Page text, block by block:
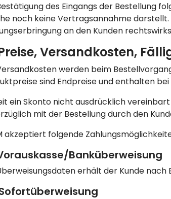
des Eingangs der Bestellung
noch keine Vertragsannahme
an den Kunden
Versandkosten,
werden beim
sind Endpreise und enthalten
ein Skonto nicht ausdrücklich
mit der Bestellung durch den
akzeptiert folgende
Banküberweisung
erhält der Kunde nach